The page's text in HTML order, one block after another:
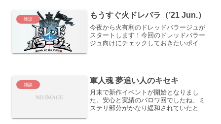
雑談 もうすぐ火ドレバラ（’21 Jun.）
今夜から火有利のドレッドバラージュが
スタートします！今回のドレッドバラー
ジュ向けにチェックしておきたいポイン
雑談 軍人魂 夢追い人のキセキ
月末で新作イベントが開始となりまし
た。安心と実績のバロワ回でしたね、ミ
ステリ部分がかなり緩和されていたとい